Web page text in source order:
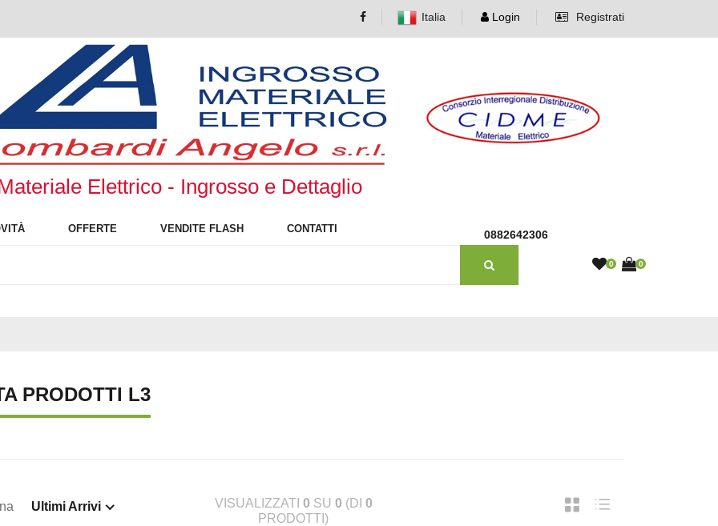
Italia Login Registrati
Elettrico - Ingrosso e Dettaglio
OFFERTE VENDITE FLASH CONTATTI 0882642306
0 0
PRODOTTI L3
Ultimi Arrivi VISUALIZZATI 0 SU 0 (DI 0
PRODOTTI)